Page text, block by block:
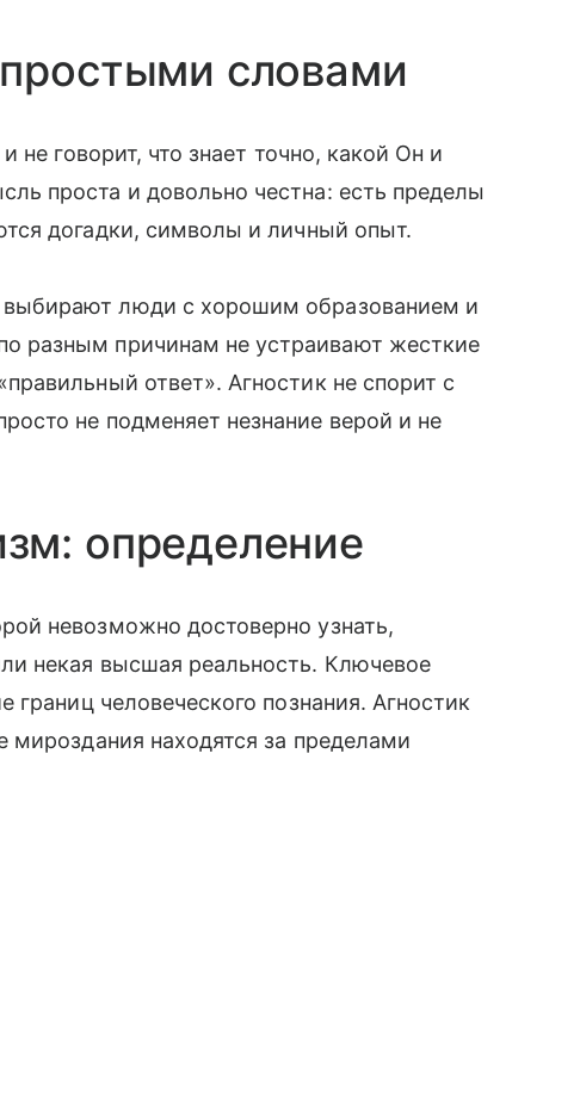
словами
не говорит, что знает точно, какой Он и
проста и довольно честна: есть пределы
догадки, символы и личный опыт.
люди с хорошим образованием и
разным причинам не устраивают жесткие
ответ». Агностик не спорит с
не подменяет незнание верой и не
определение
невозможно достоверно узнать,
некая высшая реальность. Ключевое
границ человеческого познания. Агностик
мироздания находятся за пределами